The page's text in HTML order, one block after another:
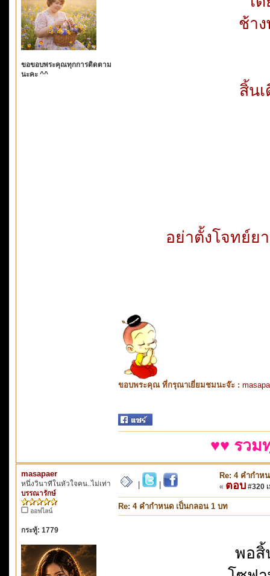
ขอขอบพระคุณทุกการติดตาม
นะคะ ^^
ช้า
สิ้น
อย่าตั้งโจทย์
ขอบพระคุณ ที่กรุณาเยี่ยมชมนะจ๊ะ :
♥♥ รวม
masapaer
หนึ่งวินาทีในหัวใจคน..ไม่เท่า
บรรณารักษ์
ออฟไลน์
กระทู้: 1779
Re: 4 คำกำห
« ตอบ #320
Re: 4 คำกำหนด เป็นกลอน 1 บท
พอสิ้